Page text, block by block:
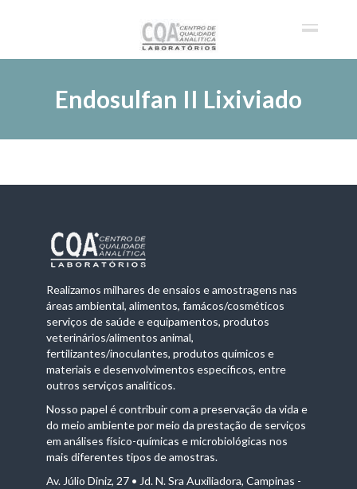
Endosulfan II Lixiviado
Realizamos milhares de ensaios e amostragens nas
áreas ambiental, alimentos, famácos/cosméticos
serviços de saúde e equipamentos, produtos
veterinários/alimentos animal,
fertilizantes/inoculantes, produtos químicos e
materiais e desenvolvimentos específicos, entre
outros serviços analíticos.
Nosso papel é contribuir com a preservação da vida e
do meio ambiente por meio da prestação de serviços
em análises físico-químicas e microbiológicas nos
mais diferentes tipos de amostras.
Av. Júlio Diniz, 27 • Jd. N. Sra Auxiliadora, Campinas -